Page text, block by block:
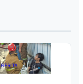
BERITA